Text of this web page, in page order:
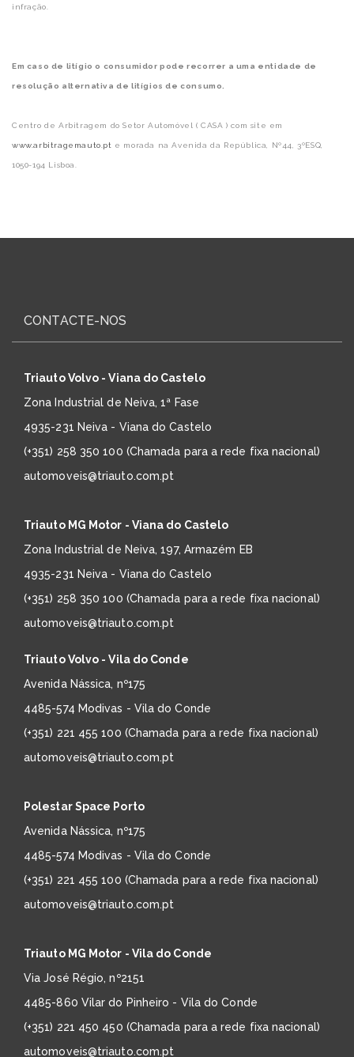
infração.
Em caso de litígio o consumidor pode recorrer a uma entidade de
resolução alternativa de litígios de consumo.
Centro de Arbitragem do Setor Automóvel ( CASA ) com site em
www.arbitragemauto.pt e morada na Avenida da República, Nº44, 3ºESQ,
1050-194 Lisboa.
CONTACTE-NOS
Triauto Volvo - Viana do Castelo
Zona Industrial de Neiva, 1ª Fase
4935-231 Neiva - Viana do Castelo
(+351) 258 350 100 (Chamada para a rede fixa nacional)
automoveis@triauto.com.pt
Triauto MG Motor - Viana do Castelo
Zona Industrial de Neiva, 197, Armazém EB
4935-231 Neiva - Viana do Castelo
(+351) 258 350 100 (Chamada para a rede fixa nacional)
automoveis@triauto.com.pt
Triauto Volvo - Vila do Conde
Avenida Nássica, nº175
4485-574 Modivas - Vila do Conde
(+351) 221 455 100 (Chamada para a rede fixa nacional)
automoveis@triauto.com.pt
Polestar Space Porto
Avenida Nássica, nº175
4485-574 Modivas - Vila do Conde
(+351) 221 455 100 (Chamada para a rede fixa nacional)
automoveis@triauto.com.pt
Triauto MG Motor - Vila do Conde
Via José Régio, nº2151
4485-860 Vilar do Pinheiro - Vila do Conde
(+351) 221 450 450 (Chamada para a rede fixa nacional)
automoveis@triauto.com.pt